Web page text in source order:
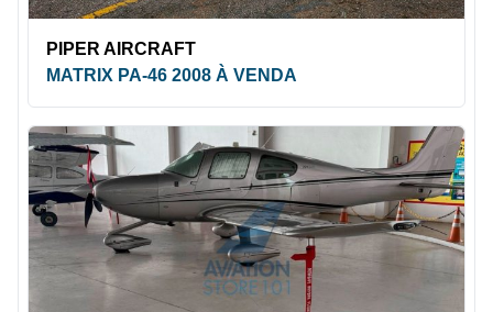
PIPER AIRCRAFT
MATRIX PA-46 2008 À VENDA